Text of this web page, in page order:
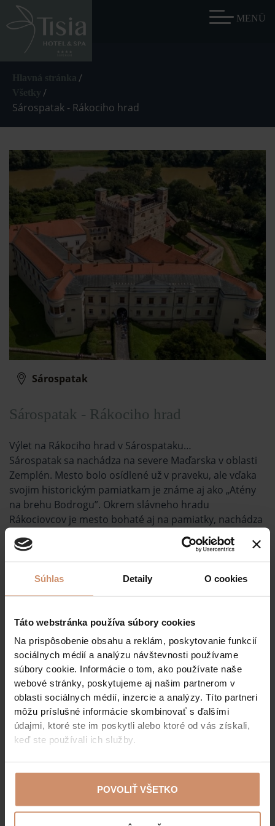
Súhlas Detaily O cookies
Táto webstránka používa súbory cookies
Na prispôsobenie obsahu a reklám, poskytovanie funkcií
sociálnych médií a analýzu návštevnosti používame
súbory cookie. Informácie o tom, ako používate naše
webové stránky, poskytujeme aj našim partnerom v
oblasti sociálnych médií, inzercie a analýzy. Títo partneri
môžu príslušné informácie skombinovať s ďalšími
údajmi, ktoré ste im poskytli alebo ktoré od vás získali,
keď ste používali ich služby.
POVOLIŤ VŠETKO
/
/
Sárospatak - Rákociho hrad
Sárospatak
Sárospatak - Rákociho hrad
Výlet na Rákociho hrad v Sárospataku…
Sárospatak sa nachádza na severe Maďarska v oblasti
Zemplén. Mesto bolo osídlené už v praveku, ale vďaka
svojim historickým pamiatkam je známe aj ako „Atény
na brehu Bodrogu”. Okrem slávneho hradu
Rákociovcov je mesto bohaté aj na pamiatky, nachádza
sa tu reformované kolégium a niekoľko stredovekých
kostolov.
Rákociho hrad v Sárospataku je jednou z najznámejších
neskororenesančných pamiatok v Maďarsku. Je
sa nachádza aj Rákociho múzeum patriace pod
Maďarské národné múzeum.
V súčasnosti sa na hrade nachádzajú 3 expozície:
1. Jednou z nich je výstava Rákociovci, ktorá
predstavuje históriu rodu s dôrazom na život
kniežaťa Františka II. Rákociho a udalosti
povstania.
2. Druhá výstava, ktorú je možné navštíviť len so
na hrade a nachádza sa v Červenej veži.
3. Na vonkajšom nádvorí sa nachádza delová
zlievareň sedmohradského kniežaťa Juraja I.